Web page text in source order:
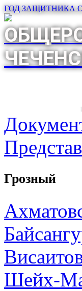
ГОД ЗАЩИТНИКА
Грозный
Шейх-